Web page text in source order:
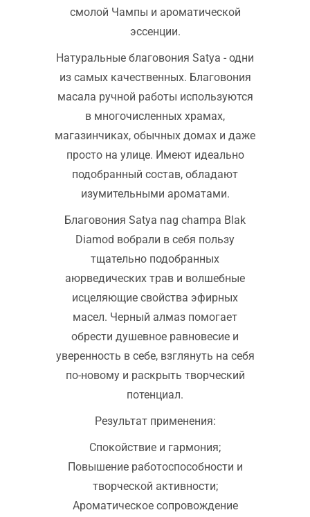
смолой Чампы и ароматической
эссенции.
Натуральные благовония Satya - одни
из самых качественных. Благовония
масала ручной работы используются
в многочисленных храмах,
магазинчиках, обычных домах и даже
просто на улице. Имеют идеально
подобранный состав, обладают
изумительными ароматами.
Благовония Satya nag champa Blak
Diamod вобрали в себя пользу
тщательно подобранных
аюрведических трав и волшебные
исцеляющие свойства эфирных
масел. Черный алмаз помогает
обрести душевное равновесие и
уверенность в себе, взглянуть на себя
по-новому и раскрыть творческий
потенциал.
Результат применения:
Спокойствие и гармония;
Повышение работоспособности и
творческой активности;
Ароматическое сопровождение